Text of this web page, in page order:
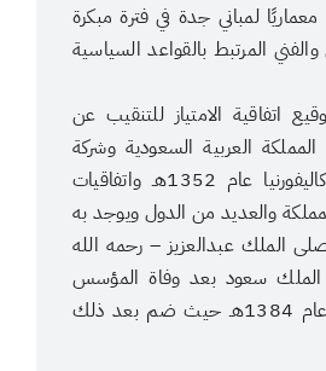
معماريًا لمباني جدة في فترة مبكرة
المرتبط بالقواعد السياسية
اتفاقية الامتياز للتنقيب عن
العربية السعودية وشركة
ستاندر أويل أوف كاليفورنيا عام 1352هـ واتفاقيات
والعديد من الدول ويوجد به
الملك عبدالعزيز – رحمه الله
سعود بعد وفاة المؤسس
مكاتب إدارية حتى عام 1384هـ حيث ضم بعد ذلك